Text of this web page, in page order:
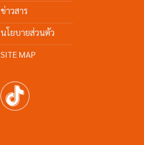
ข่าวสาร
นโยบายส่วนตัว
SITE MAP